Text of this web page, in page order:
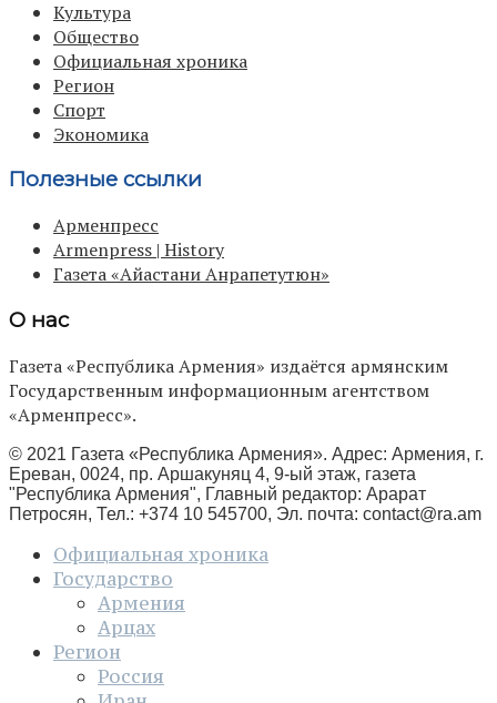
Культура
Общество
Официальная хроника
Регион
Спорт
Экономика
Полезные ссылки
Арменпресс
Armenpress | History
Газета «Айастани Анрапетутюн»
О нас
Газета «Республика Армения» издаётся армянским
Государственным информационным агентством
«Арменпресс».
© 2021 Газета «Республика Армения». Адрес: Армения, г.
Ереван, 0024, пр. Аршакуняц 4, 9-ый этаж, газета
"Республика Армения", Главный редактор: Арарат
Петросян, Тел.: +374 10 545700, Эл. почта: contact@ra.am
Официальная хроника
Государство
Армения
Арцах
Регион
Россия